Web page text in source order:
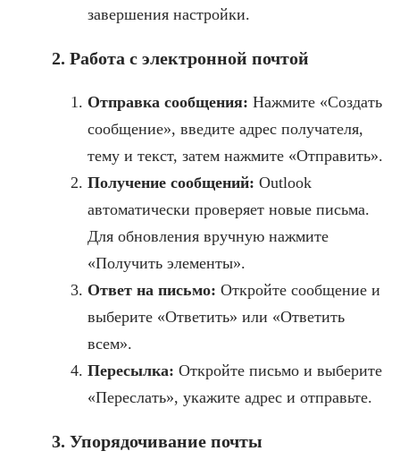
завершения настройки.
2. Работа с электронной почтой
Отправка сообщения: Нажмите «Создать
сообщение», введите адрес получателя,
тему и текст, затем нажмите «Отправить».
Получение сообщений: Outlook
автоматически проверяет новые письма.
Для обновления вручную нажмите
«Получить элементы».
Ответ на письмо: Откройте сообщение и
выберите «Ответить» или «Ответить
всем».
Пересылка: Откройте письмо и выберите
«Переслать», укажите адрес и отправьте.
3. Упорядочивание почты